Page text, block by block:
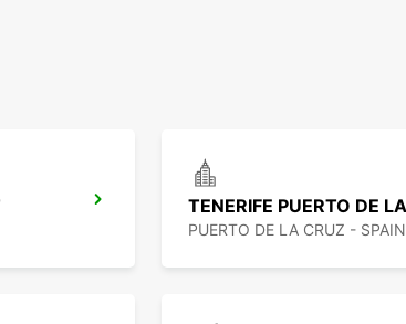
PUERTO DE LA CRUZ - SPAIN